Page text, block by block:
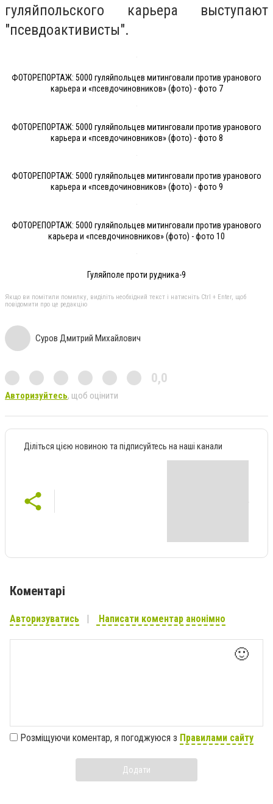
гуляйпольского карьера выступают
"псевдоактивисты".
ФОТОРЕПОРТАЖ: 5000 гуляйпольцев митинговали против уранового
карьера и «псевдочиновников» (фото) - фото 7
ФОТОРЕПОРТАЖ: 5000 гуляйпольцев митинговали против уранового
карьера и «псевдочиновников» (фото) - фото 8
ФОТОРЕПОРТАЖ: 5000 гуляйпольцев митинговали против уранового
карьера и «псевдочиновников» (фото) - фото 9
ФОТОРЕПОРТАЖ: 5000 гуляйпольцев митинговали против уранового
карьера и «псевдочиновников» (фото) - фото 10
Гуляйполе проти рудника-9
Якщо ви помітили помилку, виділіть необхідний текст і натисніть Ctrl + Enter, щоб
повідомити про це редакцію
Суров Дмитрий Михайлович
0,0
Авторизуйтесь, щоб оцінити
Діліться цією новиною та підписуйтесь на наші канали
Коментарі
Авторизуватись Написати коментар анонімно
🙂
Розміщуючи коментар, я погоджуюся з Правилами сайту
Додати